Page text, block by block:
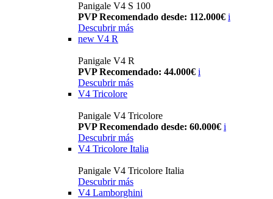
Panigale V4 S 100
PVP Recomendado desde: 112.000€ i
Descubrir más
new V4 R
Panigale V4 R
PVP Recomendado: 44.000€ i
Descubrir más
V4 Tricolore
Panigale V4 Tricolore
PVP Recomendado desde: 60.000€ i
Descubrir más
V4 Tricolore Italia
Panigale V4 Tricolore Italia
Descubrir más
V4 Lamborghini